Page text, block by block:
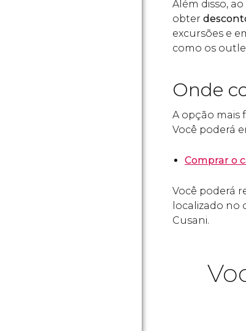
Além disso,
obter
excursões e
como os
Onde
A opção mais
Você poderá
Comprar o
Você poderá
localizado no
Cusani.